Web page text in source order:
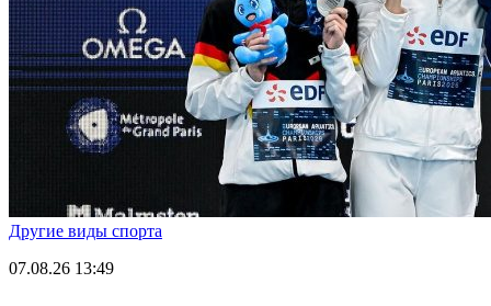
Другие виды спорта
07.08.26 13:49